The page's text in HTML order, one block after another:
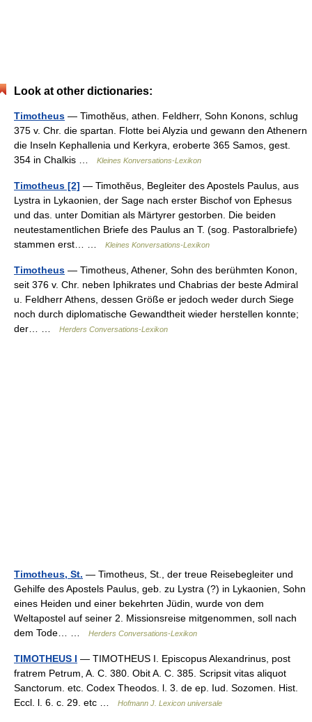
Look at other dictionaries:
Timotheus — Timothĕus, athen. Feldherr, Sohn Konons, schlug
375 v. Chr. die spartan. Flotte bei Alyzia und gewann den Athenern
die Inseln Kephallenia und Kerkyra, eroberte 365 Samos, gest.
354 in Chalkis …
Kleines Konversations-Lexikon
Timotheus [2] — Timothĕus, Begleiter des Apostels Paulus, aus
Lystra in Lykaonien, der Sage nach erster Bischof von Ephesus
und das. unter Domitian als Märtyrer gestorben. Die beiden
neutestamentlichen Briefe des Paulus an T. (sog. Pastoralbriefe)
stammen erst… …
Kleines Konversations-Lexikon
Timotheus — Timotheus, Athener, Sohn des berühmten Konon,
seit 376 v. Chr. neben Iphikrates und Chabrias der beste Admiral
u. Feldherr Athens, dessen Größe er jedoch weder durch Siege
noch durch diplomatische Gewandtheit wieder herstellen konnte;
der… …
Herders Conversations-Lexikon
Timotheus, St. — Timotheus, St., der treue Reisebegleiter und
Gehilfe des Apostels Paulus, geb. zu Lystra (?) in Lykaonien, Sohn
eines Heiden und einer bekehrten Jüdin, wurde von dem
Weltapostel auf seiner 2. Missionsreise mitgenommen, soll nach
dem Tode… …
Herders Conversations-Lexikon
TIMOTHEUS I — TIMOTHEUS I. Episcopus Alexandrinus, post
fratrem Petrum, A. C. 380. Obit A. C. 385. Scripsit vitas aliquot
Sanctorum. etc. Codex Theodos. l. 3. de ep. Iud. Sozomen. Hist.
Eccl. l. 6. c. 29. etc …
Hofmann J. Lexicon universale